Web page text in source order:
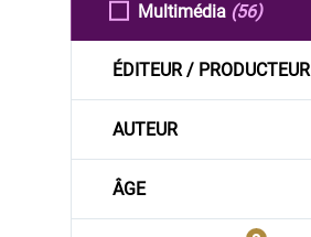
Multimédia (56)
ÉDITEUR / PRODUCTEUR
AUTEUR
ÂGE